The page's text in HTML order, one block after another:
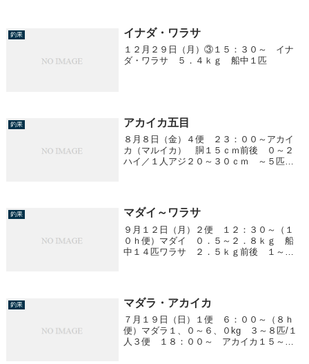
釣果 イナダ・ワラサ
１２月２９日（月）③１５：３０～ イナ
ダ・ワラサ ５．４ｋｇ 船中１匹
釣果 アカイカ五目
８月８日（金）４便 ２３：００～アカイ
カ（マルイカ） 胴１５ｃｍ前後 ０～２
ハイ／１人アジ２０～３０ｃｍ ～５匹／
釣果 マダイ～ワラサ
９月１２日（月）２便 １２：３０～（１
０ｈ便）マダイ ０．５～２．８ｋｇ 船
中１４匹ワラサ ２．５ｋｇ前後 １～１
釣果 マダラ・アカイカ
７月１９日（日）１便 ６：００～（８ｈ
便）マダラ１、０～６、０kg ３～８匹/１
人３便 １８：００～ アカイカ１５～３